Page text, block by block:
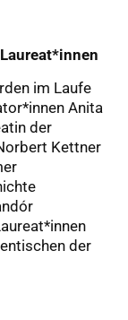
im Laufe
Anita
der
Kettner
der